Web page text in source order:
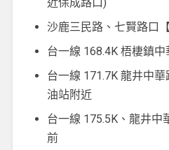
沙鹿三民路、七賢路口【
台一線 168.4K 梧棲鎮
台一線 171.7K 龍井中
油站附近
台一線 175.5K、龍井中
前